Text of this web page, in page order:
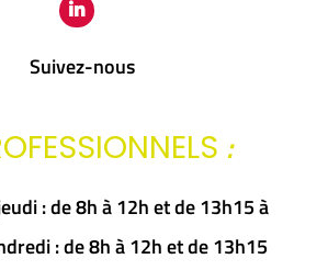
Suivez-nous
:
: de 8h à 12h et de 13h15 à
: de 8h à 12h et de 13h15